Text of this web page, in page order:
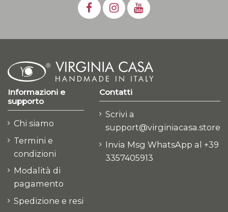
Informazioni e
supporto
Chi siamo
Termini e
condizioni
Modalità di
pagamento
Spedizione e resi
Contatti
Scrivi a
support@virginiacasa.store
Invia Msg WhatsApp al +39
3357405913